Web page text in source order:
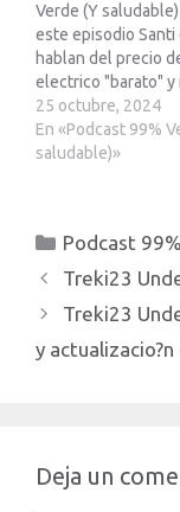
coche.
???????????
https://treki23.com/
??…
Verde (Y saludable)
este episodio Santi
hablan del precio
electrico "barato" y
cositas
Tesla: Precio R5
Tesla Podria lanzar
20249 Tesla dara
resultados…
25 octubre, 2024
En «Podcast 99%
saludable)»
Categorías
Podcast
Treki23
Treki23
y
Deja un